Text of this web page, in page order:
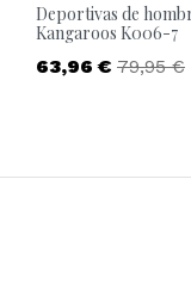
Deportivas de
Kangaroos K006-7
Precio
63,96 € Precio
79,95 €